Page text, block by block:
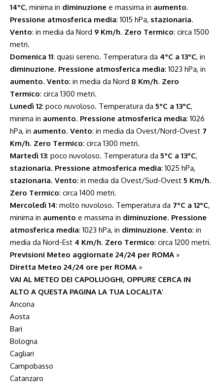
14°C, minima in diminuzione e massima in aumento.
Pressione atmosferica media: 1015 hPa, stazionaria.
Vento: in media da Nord 9 Km/h. Zero Termico: circa 1500
metri.
Domenica 11: quasi sereno. Temperatura da 4°C a 13°C, in
diminuzione. Pressione atmosferica media: 1023 hPa, in
aumento. Vento: in media da Nord 8 Km/h. Zero
Termico: circa 1300 metri.
Lunedì 12: poco nuvoloso. Temperatura da 5°C a 13°C,
minima in aumento. Pressione atmosferica media: 1026
hPa, in aumento. Vento: in media da Ovest/Nord-Ovest 7
Km/h. Zero Termico: circa 1300 metri.
Martedì 13: poco nuvoloso. Temperatura da 5°C a 13°C,
stazionaria. Pressione atmosferica media: 1025 hPa,
stazionaria. Vento: in media da Ovest/Sud-Ovest 5 Km/h.
Zero Termico: circa 1400 metri.
Mercoledì 14: molto nuvoloso. Temperatura da 7°C a 12°C,
minima in aumento e massima in diminuzione. Pressione
atmosferica media: 1023 hPa, in diminuzione. Vento: in
media da Nord-Est 4 Km/h. Zero Termico: circa 1200 metri.
Previsioni Meteo aggiornate 24/24 per ROMA »
Diretta Meteo 24/24 ore per ROMA »
VAI AL METEO DEI CAPOLUOGHI, OPPURE CERCA IN
ALTO A QUESTA PAGINA LA TUA LOCALITA’
Ancona
Aosta
Bari
Bologna
Cagliari
Campobasso
Catanzaro